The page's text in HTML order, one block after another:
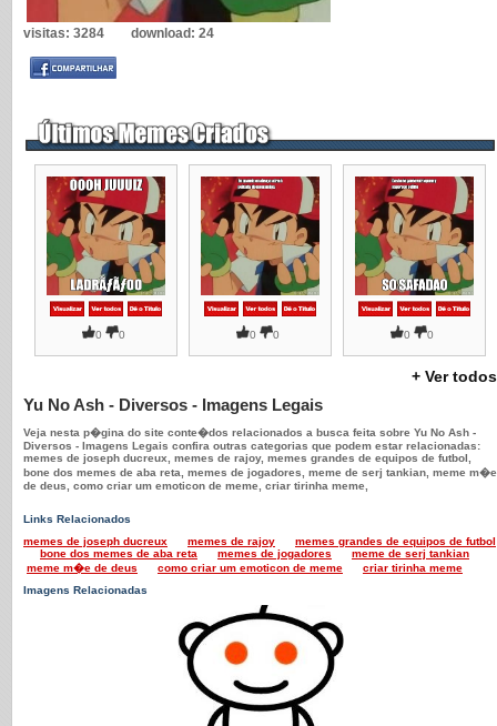
visitas: 3284 download: 24
0 0 0 0 0 0
+ Ver todos
Yu No Ash - Diversos - Imagens Legais
Veja nesta p�gina do site conte�dos relacionados a busca feita sobre Yu No Ash -
Diversos - Imagens Legais confira outras categorias que podem estar relacionadas:
memes de joseph ducreux, memes de rajoy, memes grandes de equipos de futbol,
bone dos memes de aba reta, memes de jogadores, meme de serj tankian, meme m�e
de deus, como criar um emoticon de meme, criar tirinha meme,
Links Relacionados
memes de joseph ducreux
memes de rajoy
memes grandes de equipos de futbol
bone dos memes de aba reta
memes de jogadores
meme de serj tankian
meme m�e de deus
como criar um emoticon de meme
criar tirinha meme
Imagens Relacionadas